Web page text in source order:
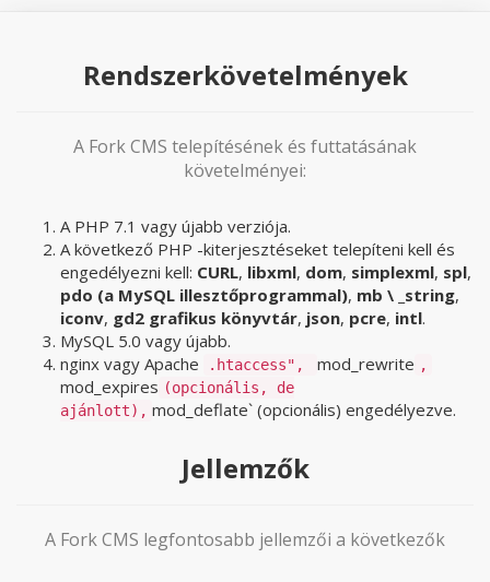
Rendszerkövetelmények
A Fork CMS telepítésének és futtatásának
követelményei:
A PHP 7.1 vagy újabb verziója.
A következő PHP -kiterjesztéseket telepíteni kell és
engedélyezni kell: CURL, libxml, dom, simplexml, spl,
pdo (a MySQL illesztőprogrammal), mb \ _string,
iconv, gd2 grafikus könyvtár, json, pcre, intl.
MySQL 5.0 vagy újabb.
nginx vagy Apache
.htaccess", mod_rewrite ,
mod_expires (opcionális, de
ajánlott), mod_deflate` (opcionális) engedélyezve.
Jellemzők
A Fork CMS legfontosabb jellemzői a következők